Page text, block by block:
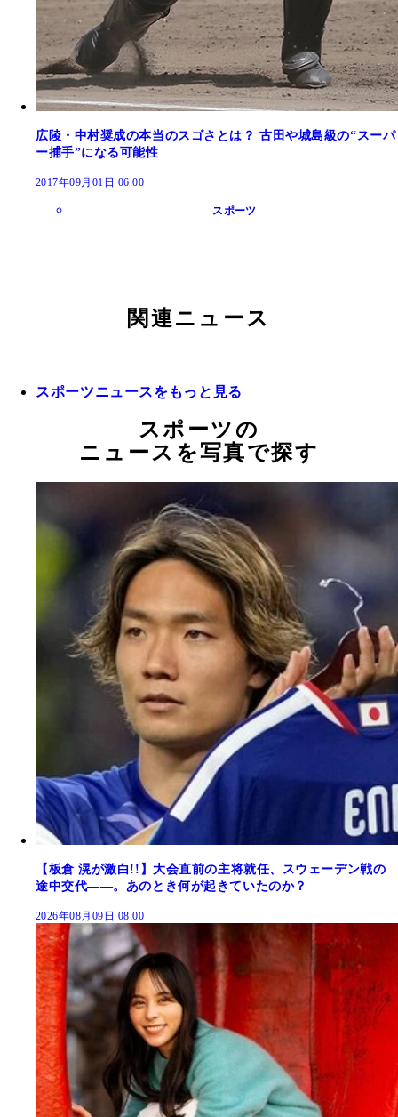
広陵・中村奨成の本当のスゴさとは？ 古田や城島級の“スーパ
ー捕手”になる可能性
2017年09月01日 06:00
スポーツ
関連ニュース
スポーツニュースをもっと見る
スポーツの
ニュースを写真で探す
【板倉 滉が激白!!】大会直前の主将就任、スウェーデン戦の
途中交代――。あのとき何が起きていたのか？
2026年08月09日 08:00